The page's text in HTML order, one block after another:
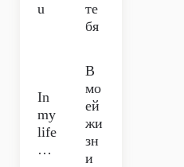
u
те
бя
In
my
life
…
В
мо
ей
жи
зн
и